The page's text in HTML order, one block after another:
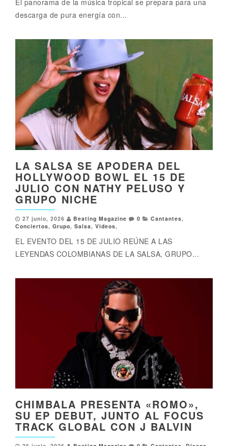
El panorama de la música tropical se prepara para una
descarga de pura energía con...
LA SALSA SE APODERA DEL
HOLLYWOOD BOWL EL 15 DE
JULIO CON NATHY PELUSO Y
GRUPO NICHE
27 junio, 2026 Beating Magazine 0 Cantantes,
Conciertos, Grupo, Salsa, Videos,
EL EVENTO DEL 15 DE JULIO REÚNE A LAS
LEYENDAS COLOMBIANAS DE LA SALSA, GRUPO...
CHIMBALA PRESENTA «ROMO»,
SU EP DEBUT, JUNTO AL FOCUS
TRACK GLOBAL CON J BALVIN